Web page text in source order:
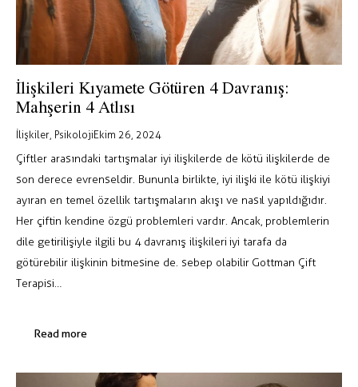
İlişkileri Kıyamete Götüren 4 Davranış:
Mahşerin 4 Atlısı
İlişkiler PsikolojiEkim 26, 2024
Çiftler arasındaki tartışmalar iyi ilişkilerde de kötü ilişkilerde de
son derece evrenseldir. Bununla birlikte, iyi ilişki ile kötü ilişkiyi
ayıran en temel özellik tartışmaların akışı ve nasıl yapıldığıdır.
Her çiftin kendine özgü problemleri vardır. Ancak, problemlerin
dile getirilişiyle ilgili bu 4 davranış ilişkileri iyi tarafa da
götürebilir ilişkinin bitmesine de. sebep olabilir Gottman Çift
Terapisi…
Read more